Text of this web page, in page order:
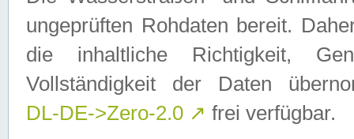
ungeprüften Rohdaten bereit.
die inhaltliche Richtigkeit,
Vollständigkeit der Daten
DL-DE->Zero-2.0 ↗ frei verfügbar.